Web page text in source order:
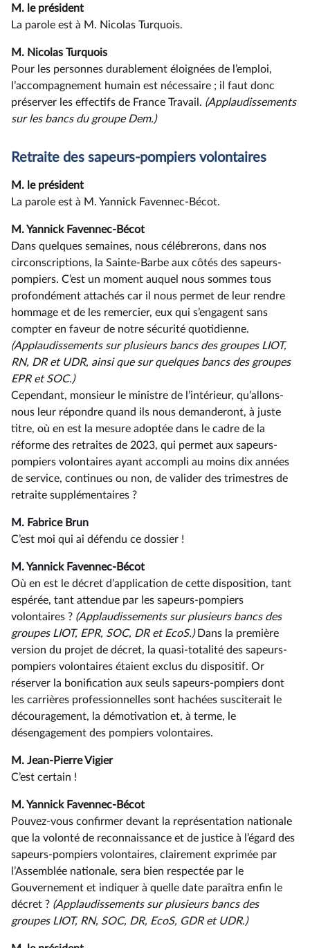
M. le président
La parole est à M. Nicolas Turquois.
M. Nicolas Turquois
Pour les personnes durablement éloignées de l’emploi,
l’accompagnement humain est nécessaire ; il faut donc
préserver les effectifs de France Travail. (Applaudissements
sur les bancs du groupe Dem.)
Retraite des sapeurs-pompiers volontaires
M. le président
La parole est à M. Yannick Favennec-Bécot.
M. Yannick Favennec-Bécot
Dans quelques semaines, nous célébrerons, dans nos
circonscriptions, la Sainte-Barbe aux côtés des sapeurs-
pompiers. C’est un moment auquel nous sommes tous
profondément attachés car il nous permet de leur rendre
hommage et de les remercier, eux qui s’engagent sans
compter en faveur de notre sécurité quotidienne.
(Applaudissements sur plusieurs bancs des groupes LIOT,
RN, DR et UDR, ainsi que sur quelques bancs des groupes
EPR et SOC.)
Cependant, monsieur le ministre de l’intérieur, qu’allons-
nous leur répondre quand ils nous demanderont, à juste
titre, où en est la mesure adoptée dans le cadre de la
réforme des retraites de 2023, qui permet aux sapeurs-
pompiers volontaires ayant accompli au moins dix années
de service, continues ou non, de valider des trimestres de
retraite supplémentaires ?
M. Fabrice Brun
C’est moi qui ai défendu ce dossier !
M. Yannick Favennec-Bécot
Où en est le décret d’application de cette disposition, tant
espérée, tant attendue par les sapeurs-pompiers
volontaires ? (Applaudissements sur plusieurs bancs des
groupes LIOT, EPR, SOC, DR et EcoS.) Dans la première
version du projet de décret, la quasi-totalité des sapeurs-
pompiers volontaires étaient exclus du dispositif. Or
réserver la bonification aux seuls sapeurs-pompiers dont
les carrières professionnelles sont hachées susciterait le
découragement, la démotivation et, à terme, le
désengagement des pompiers volontaires.
M. Jean-Pierre Vigier
C’est certain !
M. Yannick Favennec-Bécot
Pouvez-vous confirmer devant la représentation nationale
que la volonté de reconnaissance et de justice à l’égard des
sapeurs-pompiers volontaires, clairement exprimée par
l’Assemblée nationale, sera bien respectée par le
Gouvernement et indiquer à quelle date paraîtra enfin le
décret ? (Applaudissements sur plusieurs bancs des
groupes LIOT, RN, SOC, DR, EcoS, GDR et UDR.)